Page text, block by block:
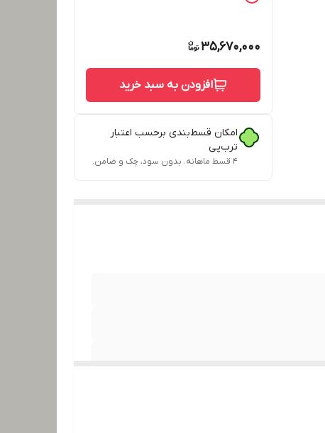
35,670,000
افزودن به سبد خرید
امکان قسط‌بندی برحسب اعتبار
ترب‌پی
۴ قسط ماهانه. بدون سود، چک و ضامن.